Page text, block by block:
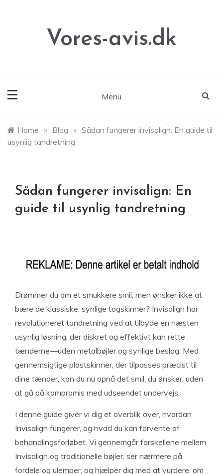
Vores-avis.dk
Menu
Home » Blog » Sådan fungerer invisalign: En guide til
usynlig tandretning
Sådan fungerer invisalign: En
guide til usynlig tandretning
Drømmer du om et smukkere smil, men ønsker ikke at
bære de klassiske, synlige togskinner? Invisalign har
revolutioneret tandretning ved at tilbyde en næsten
usynlig løsning, der diskret og effektivt kan rette
tænderne—uden metalbøjler og synlige beslag. Med
gennemsigtige plastskinner, der tilpasses præcist til
dine tænder, kan du nu opnå det smil, du ønsker, uden
at gå på kompromis med udseendet undervejs.
I denne guide giver vi dig et overblik over, hvordan
Invisalign fungerer, og hvad du kan forvente af
behandlingsforløbet. Vi gennemgår forskellene mellem
Invisalign og traditionelle bøjler, ser nærmere på
fordele og ulemper, og hjælper dig med at vurdere, om